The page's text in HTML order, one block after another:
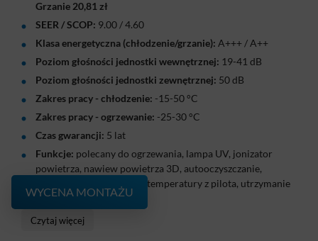
Grzanie 20,81 zł
SEER / SCOP: 9.00 / 4.60
Klasa energetyczna (chłodzenie/grzanie): A+++ / A++
Poziom głośności jednostki wewnętrznej: 19-41 dB
Poziom głośności jednostki zewnętrznej: 50 dB
Zakres pracy - chłodzenie: -15-50 °C
Zakres pracy - ogrzewanie: -25-30 °C
Czas gwarancji: 5 lat
Funkcje: polecany do ogrzewania, lampa UV, jonizator
powietrza, nawiew powietrza 3D, autooczyszczanie,
sterowanie Wi-Fi, odczyt temperatury z pilota, utrzymanie
dodatniej temperatury
Klimatyzator Cooper&Hunter Supreme Continental 2
Czytaj więcej
WYCENA MONTAŻU